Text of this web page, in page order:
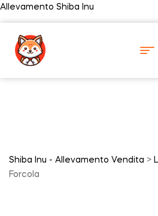
Allevamento Shiba Inu
Shiba Inu - Allevamento Vendita >
Forcola